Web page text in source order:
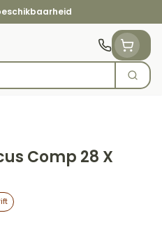
Zoek
Comp 28 X